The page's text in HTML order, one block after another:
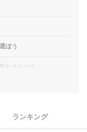
め合わせ
ギフト用 もりん至高
ドール テイスティング
ぼう
れるものを
ランキング